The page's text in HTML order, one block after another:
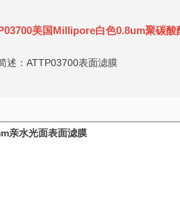
美国Millipore白色0.8um聚碳
述：ATTP03700表面滤膜
亲水光面表面滤膜